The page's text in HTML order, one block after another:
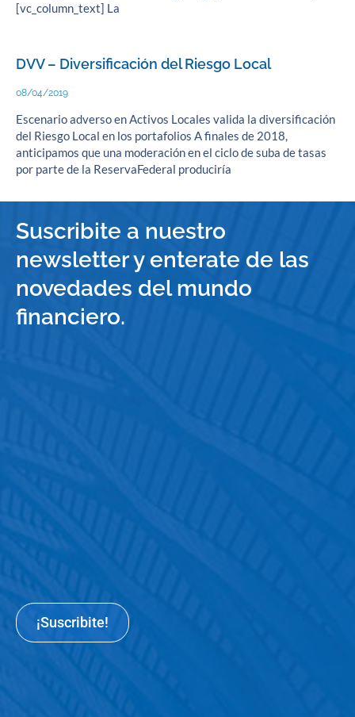
[vc_column_text] La
DVV – Diversificación del Riesgo Local
08/04/2019
Escenario adverso en Activos Locales valida la diversificación
del Riesgo Local en los portafolios A finales de 2018,
anticipamos que una moderación en el ciclo de suba de tasas
por parte de la ReservaFederal produciría
Suscribite a nuestro
newsletter y enterate de las
novedades del mundo
financiero.
¡Suscribite!